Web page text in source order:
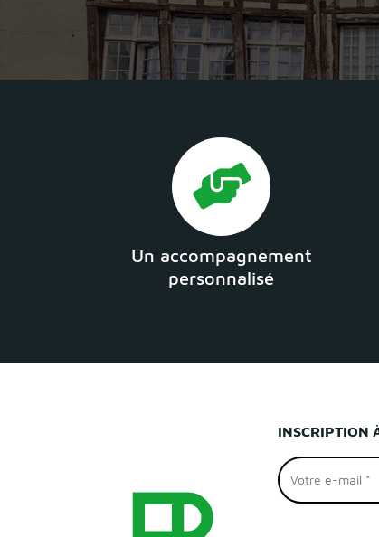
Un accompagnement
personnalisé
INSCRIPTION